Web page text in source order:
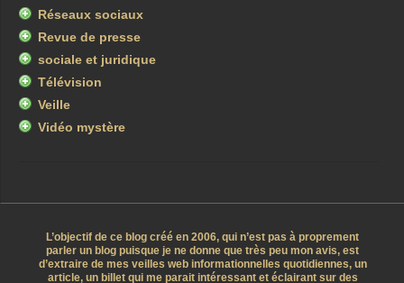
Réseaux sociaux
Revue de presse
sociale et juridique
Télévision
Veille
Vidéo mystère
L’objectif de ce blog créé en 2006, qui n’est pas à proprement
parler un blog puisque je ne donne que très peu mon avis, est
d’extraire de mes veilles web informationnelles quotidiennes, un
article, un billet qui me parait intéressant et éclairant sur des